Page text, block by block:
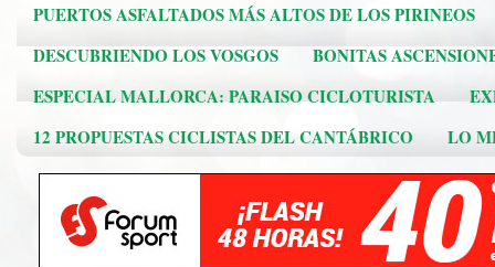
PUERTOS ASFALTADOS MÁS ALTOS DE LOS PIRINEOS
DESCUBRIENDO LOS VOSGOS
BONITAS
ESPECIAL MALLORCA: PARAISO CICLOTURISTA
12 PROPUESTAS CICLISTAS DEL CANTÁBRICO
LO